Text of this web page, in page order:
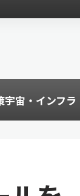
宇宙・インフラ